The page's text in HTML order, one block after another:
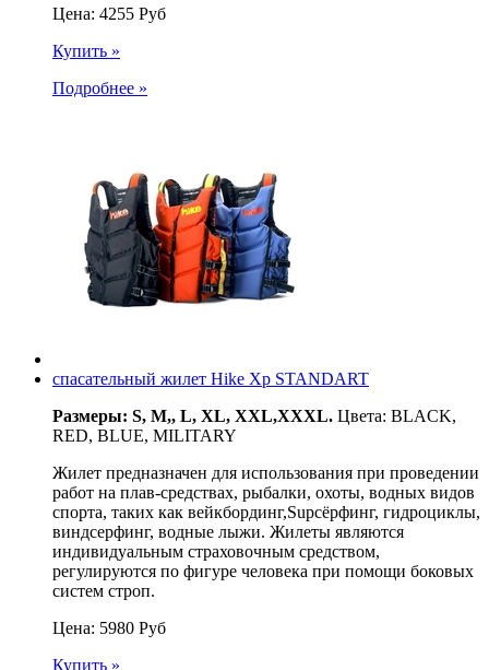
Цена: 4255 Руб
Купить »
Подробнее »
спасательный жилет Hike Xp STANDART
Размеры: S, M,, L, XL, XXL,XXXL. Цвета: BLACK,
RED, BLUE, MILITARY
Жилет предназначен для использования при проведении
работ на плав-средствах, рыбалки, охоты, водных видов
спорта, таких как вейкбординг,Supсёрфинг, гидроциклы,
виндсерфинг, водные лыжи. Жилеты являются
индивидуальным страховочным средством,
регулируются по фигуре человека при помощи боковых
систем строп.
Цена: 5980 Руб
Купить »